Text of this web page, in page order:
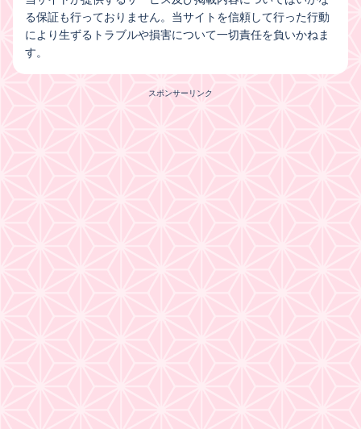
る保証も行っておりません。当サイトを信頼して行った行動
により生ずるトラブルや損害について一切責任を負いかねま
す。
スポンサーリンク